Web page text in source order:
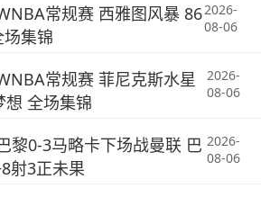
常规赛 西雅图风暴 86
集锦
2026-
08-06
常规赛 菲尼克斯水星
想 全场集锦
2026-
08-06
黎0-3马略卡下场战曼联 巴
射3正未果
2026-
08-06